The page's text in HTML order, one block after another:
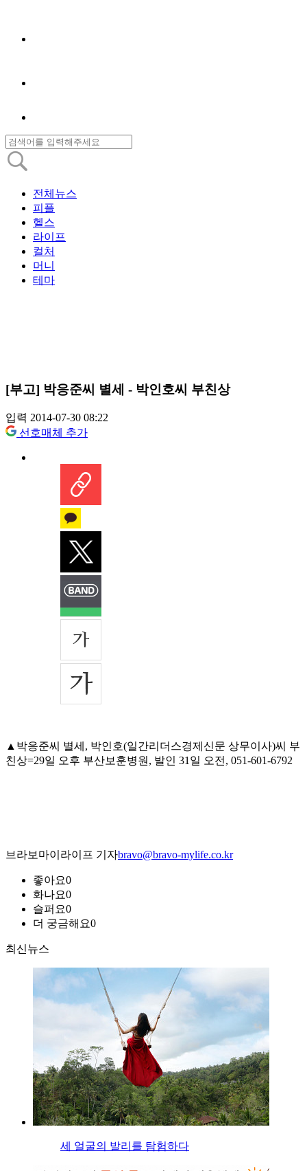
전체뉴스
피플
헬스
라이프
컬처
머니
테마
[부고] 박응준씨 별세 - 박인호씨 부친상
입력 2014-07-30 08:22
선호매체 추가
▲박응준씨 별세, 박인호(일간리더스경제신문 상무이사)씨 부
친상=29일 오후 부산보훈병원, 발인 31일 오전, 051-601-6792
브라보마이라이프 기자bravo@bravo-mylife.co.kr
좋아요0
화나요0
슬퍼요0
더 궁금해요0
최신뉴스
세 얼굴의 발리를 탐험하다